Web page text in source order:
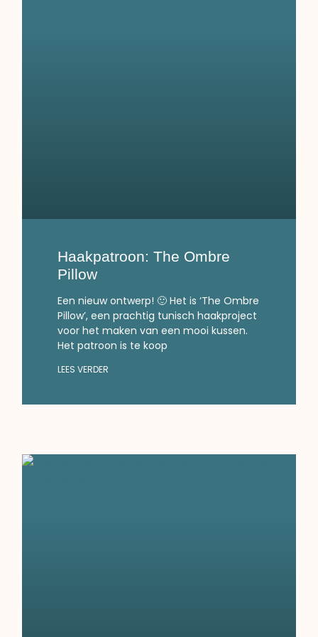
Haakpatroon: The Ombre
Pillow
Een nieuw ontwerp! 🙂 Het is ‘The Ombre
Pillow’, een prachtig tunisch haakproject
voor het maken van een mooi kussen.
Het patroon is te koop
LEES VERDER